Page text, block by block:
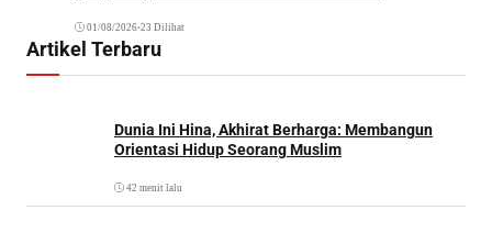
01/08/2026•23 Dilihat
Artikel Terbaru
Dunia Ini Hina, Akhirat Berharga: Membangun
Orientasi Hidup Seorang Muslim
42 menit lalu